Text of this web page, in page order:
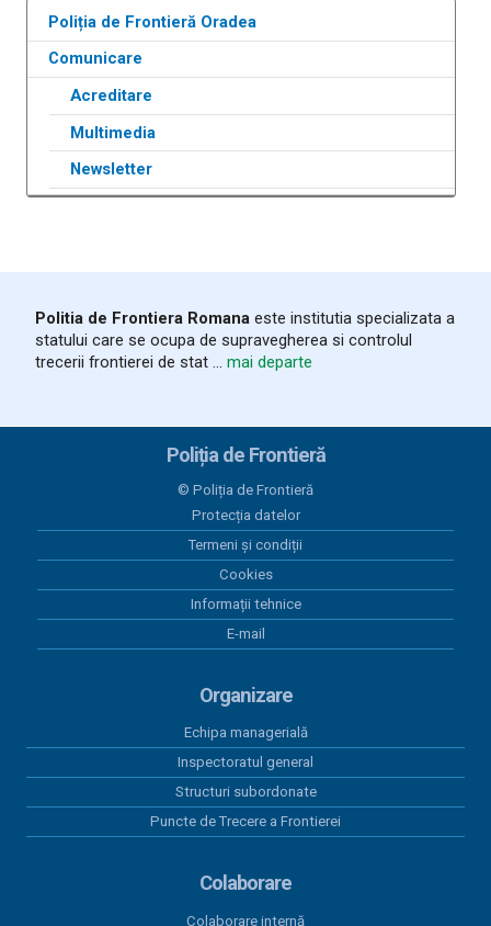
Poliția de Frontieră Oradea
Comunicare
Acreditare
Multimedia
Newsletter
Politia de Frontiera Romana este institutia specializata a
statului care se ocupa de supravegherea si controlul
trecerii frontierei de stat ... mai departe
Poliția de Frontieră
© Poliția de Frontieră
Protecția datelor
Termeni și condiții
Cookies
Informații tehnice
E-mail
Organizare
Echipa managerială
Inspectoratul general
Structuri subordonate
Puncte de Trecere a Frontierei
Colaborare
Colaborare internă